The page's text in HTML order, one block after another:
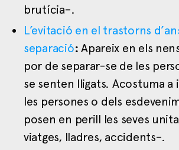
brutícia–.
L’evitació en el trastorns
separació: Apareix en els
por de separar-se de les
se senten lligats. Acostuma
les persones o dels
posen en perill les seves
viatges, lladres, accidents–.